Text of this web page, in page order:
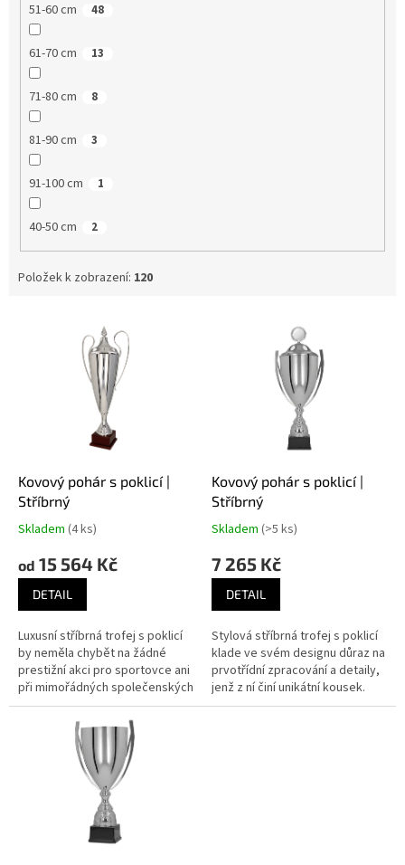
51-60 cm 48
61-70 cm 13
71-80 cm 8
81-90 cm 3
91-100 cm 1
40-50 cm 2
Položek k zobrazení: 120
Kovový pohár s poklicí |
Stříbrný
Skladem (4 ks)
od 15 564 Kč
DETAIL
Luxusní stříbrná trofej s poklicí
by neměla chybět na žádné
prestižní akci pro sportovce ani
při mimořádných společenských
akcích.
Kovový pohár s poklicí |
Stříbrný
Skladem (>5 ks)
7 265 Kč
DETAIL
Stylová stříbrná trofej s poklicí
klade ve svém designu důraz na
prvotřídní zpracování a detaily,
jenž z ní činí unikátní kousek.